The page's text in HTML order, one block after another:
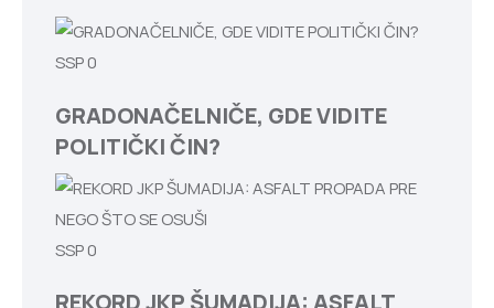
SSP0
GRADONAČELNIČE, GDE VIDITE
POLITIČKI ČIN?
SSP0